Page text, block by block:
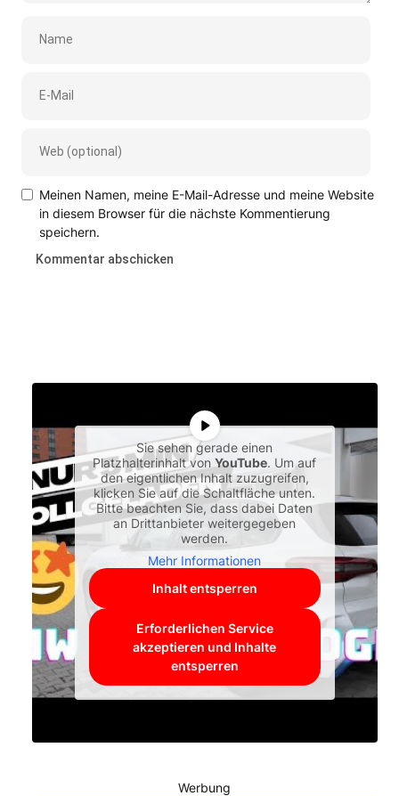
Meinen Namen, meine E-Mail-Adresse und meine Website
in diesem Browser für die nächste Kommentierung
speichern.
Sie sehen gerade einen
Platzhalterinhalt vonYouTube. Um auf
den eigentlichen Inhalt zuzugreifen,
klicken Sie auf die Schaltfläche unten.
Bitte beachten Sie, dass dabei Daten
an Drittanbieter weitergegeben
werden.
Mehr Informationen
Inhalt entsperren
Erforderlichen Service
akzeptieren und Inhalte
entsperren
Werbung